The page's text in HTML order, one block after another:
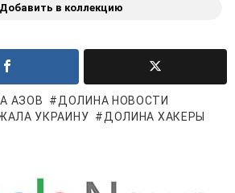
Добавить в коллекцию
АЗОВ
ДОЛИНА НОВОСТИ
УКРАИНУ
ДОЛИНА ХАКЕРЫ